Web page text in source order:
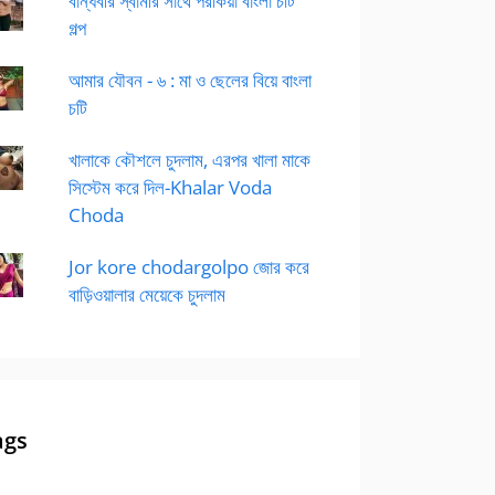
গল্প
আমার যৌবন - ৬ : মা ও ছেলের বিয়ে বাংলা
চটি
খালাকে কৌশলে চুদলাম, এরপর খালা মাকে
সিস্টেম করে দিল-Khalar Voda
Choda
Jor kore chodargolpo জোর করে
বাড়িওয়ালার মেয়েকে চুদলাম